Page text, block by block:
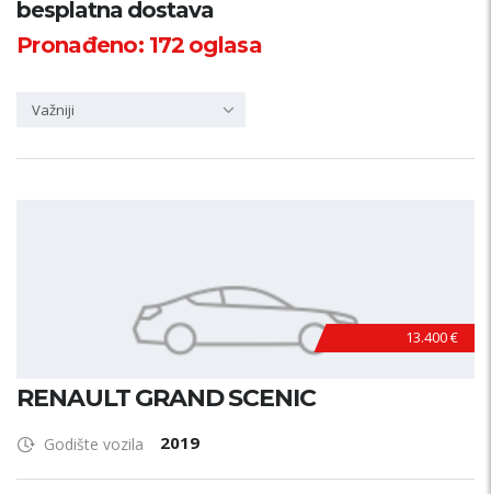
Županija
besplatna dostava
Pronađeno: 172oglasa
Važniji
13.400 €
RENAULT GRAND SCENIC
Godište vozila 2019